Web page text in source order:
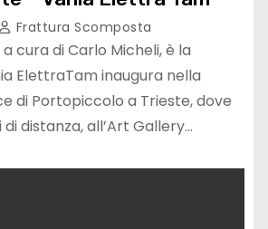
Frattura Scomposta
cura di Carlo Micheli, è la
ElettraTam inaugura nella
di Portopiccolo a Trieste, dove
distanza, all’Art Gallery…